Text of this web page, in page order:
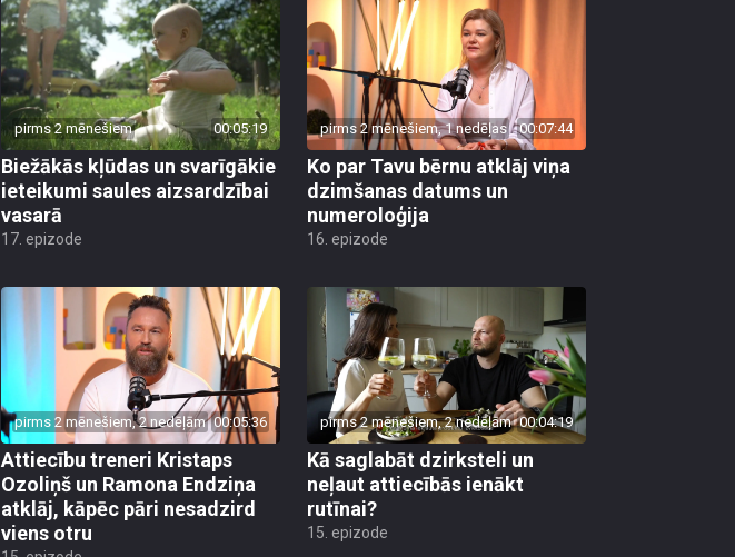
pirms 2 mēnešiem 00:05:19
Biežākās kļūdas un svarīgākie
ieteikumi saules aizsardzībai
vasarā
17. epizode
pirms 2 mēnešiem, 1 nedēļas 00:07:44
Ko par Tavu bērnu atklāj viņa
dzimšanas datums un
numeroloģija
16. epizode
pirms 2 mēnešiem, 2 nedēļām 00:05:36
Attiecību treneri Kristaps
Ozoliņš un Ramona Endziņa
atklāj, kāpēc pāri nesadzird
viens otru
pirms 2 mēnešiem, 2 nedēļām 00:04:19
Kā saglabāt dzirksteli un
neļaut attiecībās ienākt
rutīnai?
15. epizode